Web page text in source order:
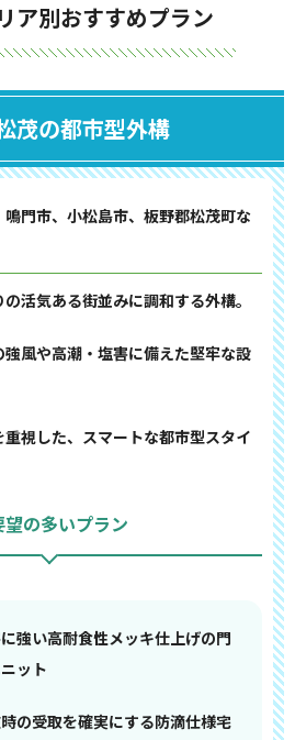
ア別おすすめプラン
茂の都市型外構
鳴門市、小松島市、板野郡松茂町な
活気ある街並みに調和する外構。
強風や高潮・塩害に備えた堅牢な設
重視した、スマートな都市型スタイ
望の多いプラン
強い高耐食性メッキ仕上げの門
ット
の受取を確実にする防滴仕様宅